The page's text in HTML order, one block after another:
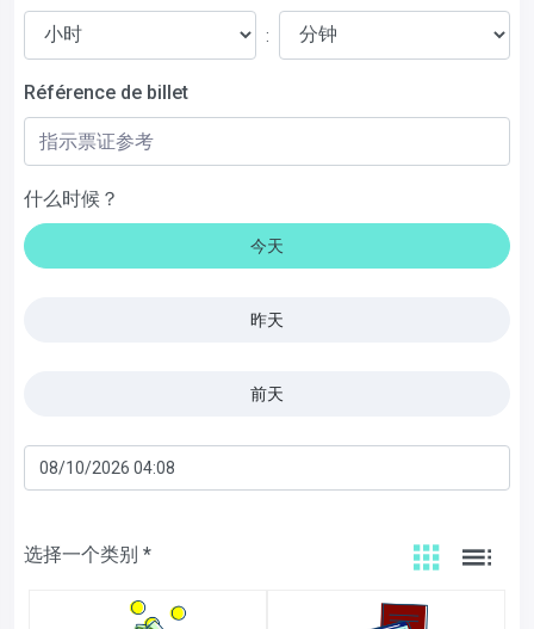
:
Référence de billet
什么时候？
今天
昨天
前天
选择一个类别 *